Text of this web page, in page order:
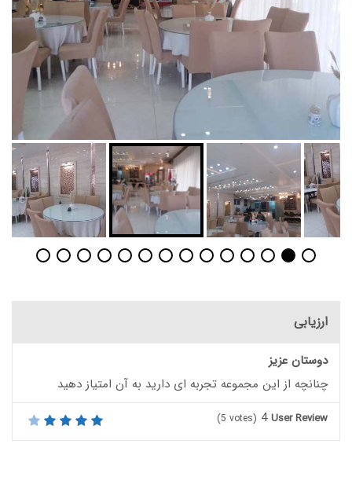
ارزیابی
دوستان عزیز
چنانچه از این مجموعه تجربه ای دارید به آن امتیاز دهید
User Review
4
(5 votes)